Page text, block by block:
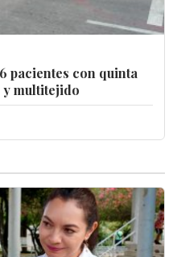
pacientes con quinta
multitejido